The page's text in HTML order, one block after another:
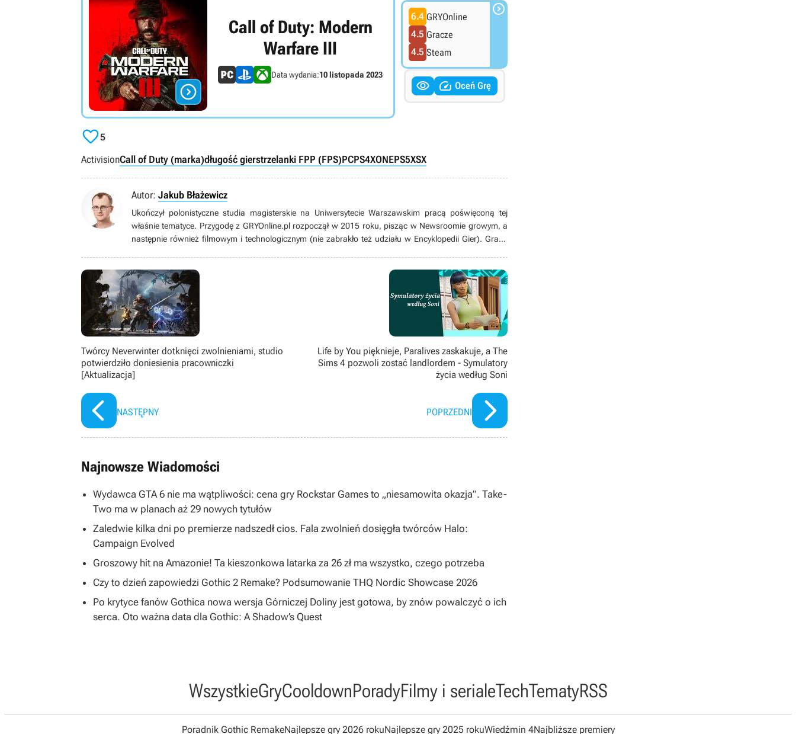

Call of Duty: Modern
Warfare III
Data wydania:10 listopada 2023
6.4 GRYOnline
4.5 Gracze
4.5 Steam

  Oceń Grę
5
ActivisionCall of Duty (marka)długość gierstrzelanki FPP (FPS)PCPS4XONEPS5XSX
Autor: Jakub Błażewicz
Ukończył polonistyczne studia magisterskie na Uniwersytecie Warszawskim pracą poświęconą tej
właśnie tematyce. Przygodę z GRYOnline.pl rozpoczął w 2015 roku, pisząc w Newsroomie growym, a
następnie również filmowym i technologicznym (nie zabrakło też udziału w Encyklopedii Gier). Grami
papierowymi), bijatykami, soulslike’ami i w zasadzie wszystkim, co dotyczy gier jako takich. Potrafi
zachwycać się pikselowymi postaciami z gier pamiętających czasy Game Boya łupanego (jeśli nie
starszymi).
Twórcy Neverwinter dotknięci zwolnieniami, studio
potwierdziło doniesienia pracowniczki
[Aktualizacja]
NASTĘPNY
Life by You pięknieje, Paralives zaskakuje, a The
Sims 4 pozwoli zostać landlordem - Symulatory
życia według Soni
POPRZEDNI
Najnowsze Wiadomości
Wydawca GTA 6 nie ma wątpliwości: cena gry Rockstar Games to „niesamowita okazja”. Take-
Two ma w planach aż 29 nowych tytułów
Zaledwie kilka dni po premierze nadszedł cios. Fala zwolnień dosięgła twórców Halo:
Campaign Evolved
Groszowy hit na Amazonie! Ta kieszonkowa latarka za 26 zł ma wszystko, czego potrzeba
Czy to dzień zapowiedzi Gothic 2 Remake? Podsumowanie THQ Nordic Showcase 2026
Po krytyce fanów Gothica nowa wersja Górniczej Doliny jest gotowa, by znów powalczyć o ich
serca. Oto ważna data dla Gothic: A Shadow’s Quest
WszystkieGryCooldownPoradyFilmy i serialeTechTematyRSS
Poradnik Gothic RemakeNajlepsze gry 2026 rokuNajlepsze gry 2025 rokuWiedźmin 4Najbliższe premiery